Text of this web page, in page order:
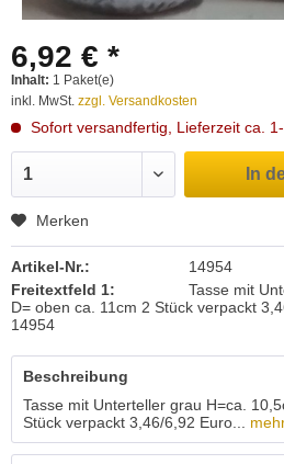
6,92 € *
Inhalt: 1 Paket(e)
inkl. MwSt. zzgl. Versandkosten
Sofort versandfertig, Lieferzeit ca.
In
Merken
Artikel-Nr.:
14954
Freitextfeld 1:
Tasse mit
D= oben ca. 11cm 2 Stück verpackt
14954
Beschreibung
Tasse mit Unterteller grau H=ca.
Stück verpackt 3,46/6,92 Euro...